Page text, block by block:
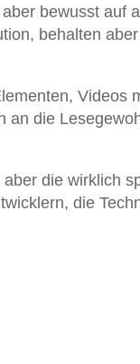
bewusst auf
behalten
Videos
an die
die wirklich
die